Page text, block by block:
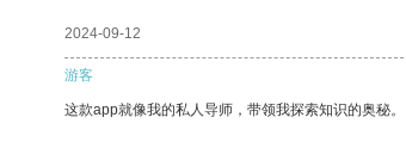
2024-09-12
游客
这款app就像我的私人导师，带领我探索知识的奥秘。